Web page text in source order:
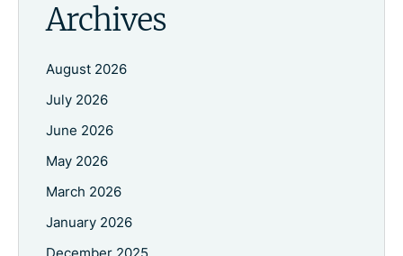
Archives
August 2026
July 2026
June 2026
May 2026
March 2026
January 2026
December 2025